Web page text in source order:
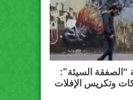
“الصفقة السيئة”:
وتكريس الإفلات